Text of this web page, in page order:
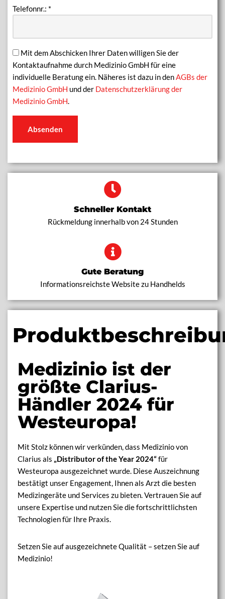
Telefonnr.: *
Mit dem Abschicken Ihrer Daten willigen Sie der
Kontaktaufnahme durch Medizinio GmbH für eine
individuelle Beratung ein. Näheres ist dazu in denAGBs der
Medizinio GmbH und der Datenschutzerklärung der
Medizinio GmbH.
Absenden
Schneller Kontakt
Rückmeldung innerhalb von 24 Stunden
Gute Beratung
Informationsreichste Website zu Handhelds
Medizinio ist der
größte Clarius-
Händler 2024 für
Westeuropa!
Mit Stolz können wir verkünden, dass Medizinio von
Clarius als „Distributor of the Year 2024“für
Westeuropa ausgezeichnet wurde. Diese Auszeichnung
bestätigt unser Engagement, Ihnen als Arzt die besten
Medizingeräte und Services zu bieten. Vertrauen Sie auf
unsere Expertise und nutzen Sie die fortschrittlichsten
Technologien für Ihre Praxis.
Setzen Sie auf ausgezeichnete Qualität – setzen Sie auf
Medizinio!